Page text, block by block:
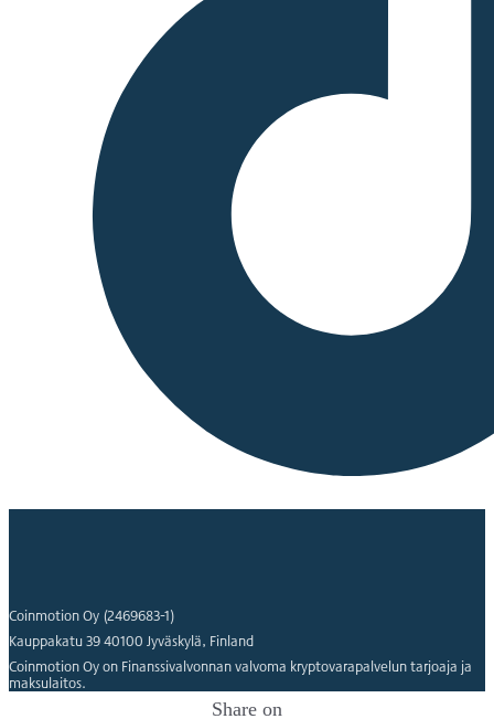
Coinmotion Oy (2469683-1)
Kauppakatu 39 40100 Jyväskylä, Finland
Coinmotion Oy on Finanssivalvonnan valvoma kryptovarapalvelun tarjoaja ja
maksulaitos.
Share on